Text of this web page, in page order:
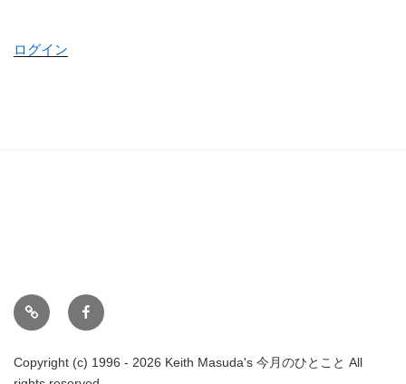
ログイン
ホ
ー
Face
book
Copyright (c) 1996 - 2026 Keith Masuda's 今月のひとこと All